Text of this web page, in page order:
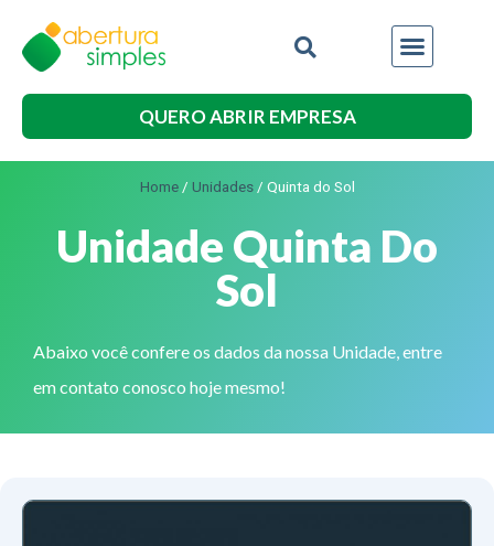
QUERO ABRIR EMPRESA
Home/ Unidades/ Quinta do Sol
Unidade Quinta Do
Sol
Abaixo você confere os dados da nossa Unidade, entre
em contato conosco hoje mesmo!